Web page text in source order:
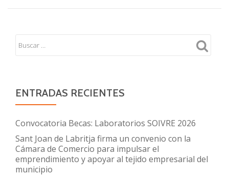
ENTRADAS RECIENTES
Convocatoria Becas: Laboratorios SOIVRE 2026
Sant Joan de Labritja firma un convenio con la
Cámara de Comercio para impulsar el
emprendimiento y apoyar al tejido empresarial del
municipio